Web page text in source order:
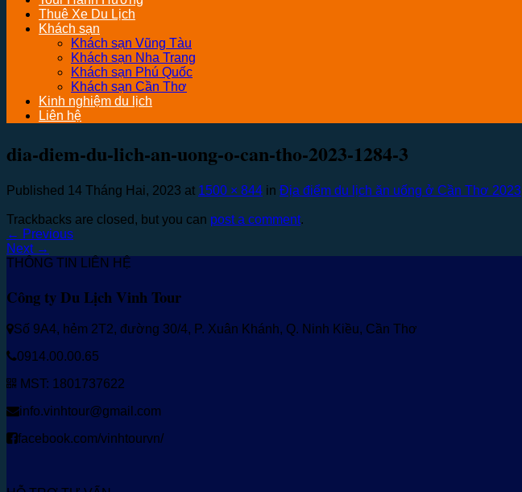
Thuê Xe Du Lịch
Khách sạn
Khách sạn Vũng Tàu
Khách sạn Nha Trang
Khách sạn Phú Quốc
Khách sạn Cần Thơ
Kinh nghiệm du lịch
Liên hệ
dia-diem-du-lich-an-uong-o-can-tho-2023-1284-3
Published 14 Tháng Hai, 2023 at 1500 × 844 in Địa điểm du lịch ăn uống ở Cần Thơ 2023
Trackbacks are closed, but you can post a comment.
← Previous
Next →
THÔNG TIN LIÊN HỆ
Công ty Du Lịch Vinh Tour
Số 9A4, hẻm 2T2, đường 30/4, P. Xuân Khánh, Q. Ninh Kiều, Cần Thơ
0914.00.00.65
MST: 1801737622
info.vinhtour@gmail.com
facebook.com/vinhtourvn/